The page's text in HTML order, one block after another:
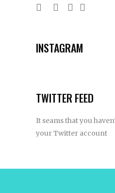
INSTAGRAM
TWITTER FEED
It seams that you
your Twitter account